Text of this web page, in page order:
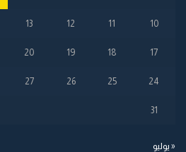
10
11
12
13
17
18
19
20
24
25
26
27
31
« يوليو